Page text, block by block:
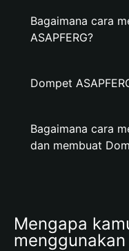
Bagaimana cara
ASAPFERG?
Dompet
Bagaimana cara
dan membuat
Mengapa
menggunakan